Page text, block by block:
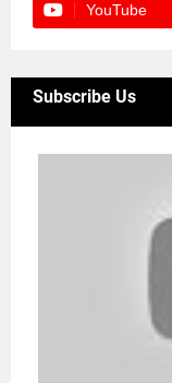
YouTube
Subscribe Us